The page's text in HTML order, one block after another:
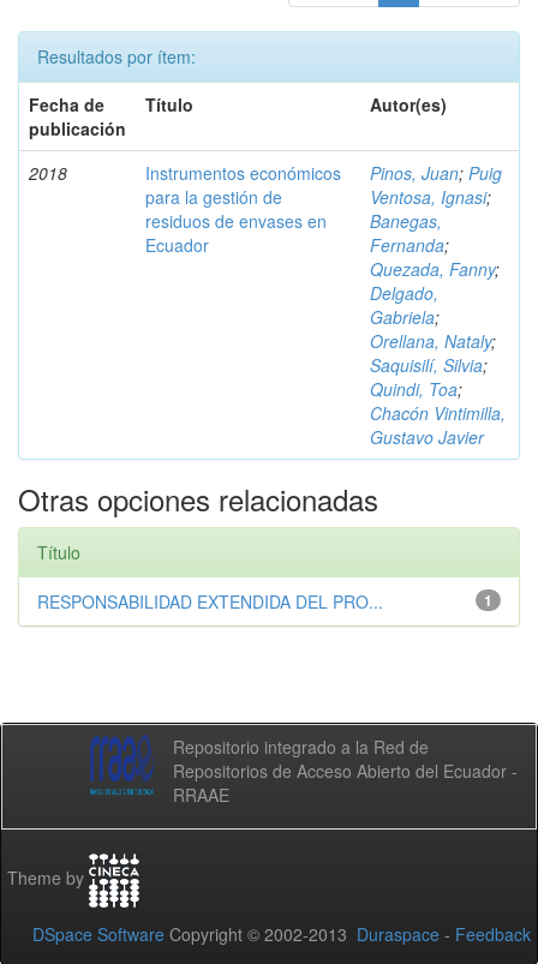
Resultados por ítem:
Fecha de
publicación
Título Autor(es)
2018
Instrumentos económicos
para la gestión de
residuos de envases en
Ecuador
Pinos, Juan; Puig
Ventosa, Ignasi;
Banegas,
Fernanda;
Quezada, Fanny;
Delgado,
Gabriela;
Orellana, Nataly;
Saquisilí, Silvia;
Quindi, Toa;
Chacón Vintimilla,
Gustavo Javier
Otras opciones relacionadas
Título
1
RESPONSABILIDAD EXTENDIDA DEL PRO...
Repositorio integrado a la Red de
Repositorios de Acceso Abierto del Ecuador -
RRAAE
Theme by
DSpace Software Copyright © 2002-2013 Duraspace - Feedback